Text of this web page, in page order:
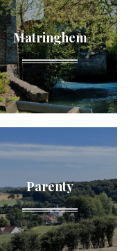
Matringhem
Parenty